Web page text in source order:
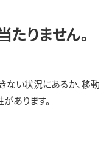
りません。
ない状況にあるか、移動
あります。